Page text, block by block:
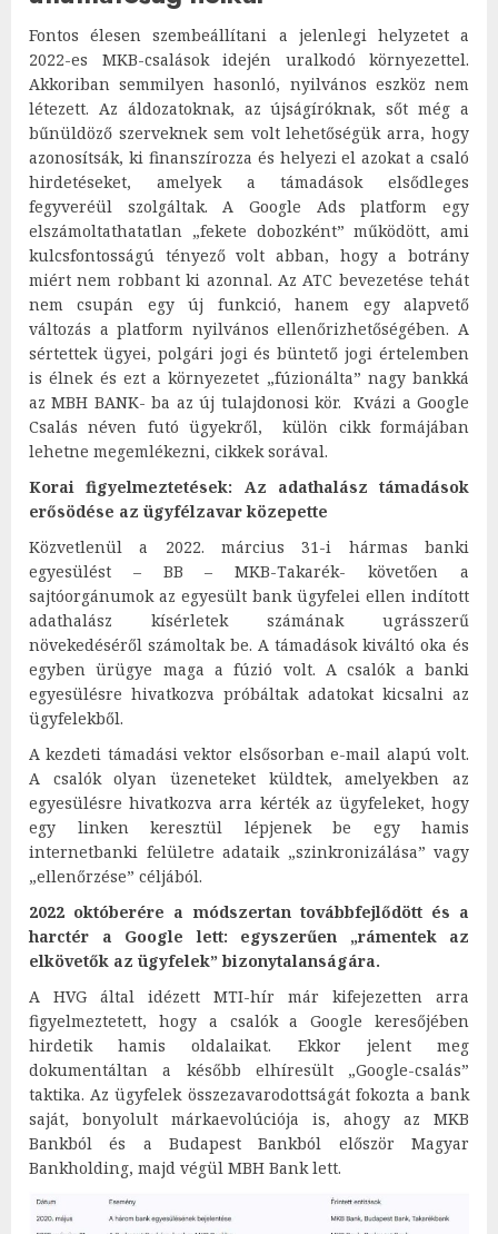
Fontos élesen szembeállítani a jelenlegi helyzetet a
2022-es MKB-csalások idején uralkodó környezettel.
Akkoriban semmilyen hasonló, nyilvános eszköz nem
létezett. Az áldozatoknak, az újságíróknak, sőt még a
bűnüldöző szerveknek sem volt lehetőségük arra, hogy
azonosítsák, ki finanszírozza és helyezi el azokat a csaló
hirdetéseket, amelyek a támadások elsődleges
fegyveréül szolgáltak. A Google Ads platform egy
elszámoltathatatlan „fekete dobozként” működött, ami
kulcsfontosságú tényező volt abban, hogy a botrány
miért nem robbant ki azonnal. Az ATC bevezetése tehát
nem csupán egy új funkció, hanem egy alapvető
változás a platform nyilvános ellenőrizhetőségében. A
sértettek ügyei, polgári jogi és büntető jogi értelemben
is élnek és ezt a környezetet „fúzionálta” nagy bankká
az MBH BANK- ba az új tulajdonosi kör. Kvázi a Google
Csalás néven futó ügyekről, külön cikk formájában
lehetne megemlékezni, cikkek sorával.
Korai figyelmeztetések: Az adathalász támadások
erősödése az ügyfélzavar közepette
Közvetlenül a 2022. március 31-i hármas banki
egyesülést – BB – MKB-Takarék- követően a
sajtóorgánumok az egyesült bank ügyfelei ellen indított
adathalász kísérletek számának ugrásszerű
növekedéséről számoltak be. A támadások kiváltó oka és
egyben ürügye maga a fúzió volt. A csalók a banki
egyesülésre hivatkozva próbáltak adatokat kicsalni az
ügyfelekből.
A kezdeti támadási vektor elsősorban e-mail alapú volt.
A csalók olyan üzeneteket küldtek, amelyekben az
egyesülésre hivatkozva arra kérték az ügyfeleket, hogy
egy linken keresztül lépjenek be egy hamis
internetbanki felületre adataik „szinkronizálása” vagy
„ellenőrzése” céljából.
2022 októberére a módszertan továbbfejlődött és a
harctér a Google lett: egyszerűen „rámentek az
elkövetők az ügyfelek” bizonytalanságára.
A HVG által idézett MTI-hír már kifejezetten arra
figyelmeztetett, hogy a csalók a Google keresőjében
hirdetik hamis oldalaikat. Ekkor jelent meg
dokumentáltan a később elhíresült „Google-csalás”
taktika. Az ügyfelek összezavarodottságát fokozta a bank
saját, bonyolult márkaevolúciója is, ahogy az MKB
Bankból és a Budapest Bankból először Magyar
Bankholding, majd végül MBH Bank lett.